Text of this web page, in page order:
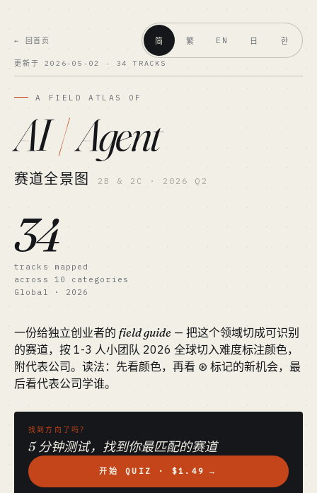
← 回首页 简 繁 EN 日 한
更新于 2026-05-02 · 34 TRACKS
A FIELD ATLAS OF
AI/Agent
赛道全景图 2B & 2C · 2026 Q2
34
tracks mapped
across 10 categories
Global · 2026
一份给独立创业者的 field guide — 把这个领域切成可识别
的赛道，按 1-3 人小团队 2026 全球切入难度标注颜色，
附代表公司。读法：先看颜色，再看 ⊛ 标记的新机会，最
后看代表公司学谁。
找到方向了吗？
5 分钟测试，找到你最匹配的赛道
开始 QUIZ · $1.49 →